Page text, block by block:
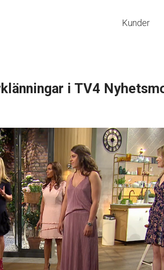
Kunder
i TV4